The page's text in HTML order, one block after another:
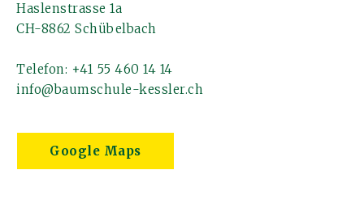
Haslenstrasse 1a
CH-8862 Schübelbach
Telefon: +41 55 460 14 14
info@baumschule-kessler.ch
Google Maps